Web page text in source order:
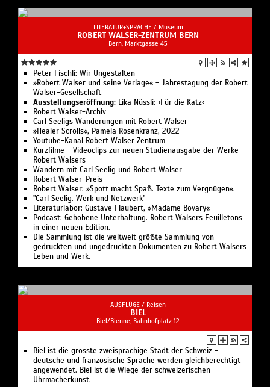
LITERATUR+SPRACHE / Museum
ROBERT WALSER-ZENTRUM BERN
Bern, Marktgasse 45
Peter Fischli: Wir Ungestalten
»Robert Walser und seine Verlage« - Jahrestagung der Robert
Walser-Gesellschaft
Ausstellungseröffnung: Lika Nüssli: ›Für die Katz‹
Robert Walser-Archiv
Carl Seeligs Wanderungen mit Robert Walser
»Healer Scrolls«, Pamela Rosenkranz, 2022
Youtube-Kanal Robert Walser Zentrum
Kurzfilme - Videoclips zur neuen Studienausgabe der Werke
Robert Walsers
Wandern mit Carl Seelig und Robert Walser
Robert Walser-Preis
Robert Walser: »Spott macht Spaß. Texte zum Vergnügen«.
"Carl Seelig. Werk und Netzwerk"
Literaturlabor: Gustave Flaubert, »Madame Bovary«
Podcast: Gehobene Unterhaltung. Robert Walsers Feuilletons
in einer neuen Edition.
Die Sammlung ist die weltweit größte Sammlung von
gedruckten und ungedruckten Dokumenten zu Robert Walsers
Leben und Werk.
AUSFLÜGE / Reisen
BIEL
Biel/Bienne, Bahnhofplatz 12
Biel ist die grösste zweisprachige Stadt der Schweiz -
deutsche und französische Sprache werden gleichberechtigt
angewendet. Biel ist die Wiege der schweizerischen
Uhrmacherkunst.